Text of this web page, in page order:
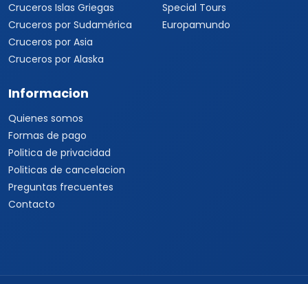
Cruceros Islas Griegas
Cruceros por Sudamérica
Cruceros por Asia
Cruceros por Alaska
Special Tours
Europamundo
Informacion
Quienes somos
Formas de pago
Politica de privacidad
Politicas de cancelacion
Preguntas frecuentes
Contacto